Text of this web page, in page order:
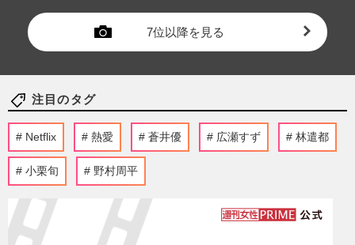
7位以降を見る
注目のタグ
Netflix 熱愛 蒼井優 広瀬すず 林遣都
小栗旬 野村周平